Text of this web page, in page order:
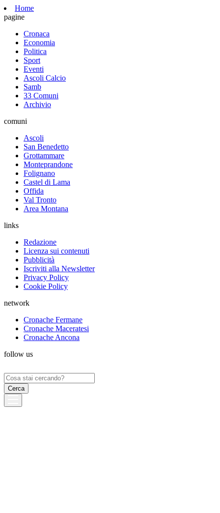
Home
pagine
Cronaca
Economia
Politica
Sport
Eventi
Ascoli Calcio
Samb
33 Comuni
Archivio
comuni
Ascoli
San Benedetto
Grottammare
Monteprandone
Folignano
Castel di Lama
Offida
Val Tronto
Area Montana
links
Redazione
Licenza sui contenuti
Pubblicità
Iscriviti alla Newsletter
Privacy Policy
Cookie Policy
network
Cronache Fermane
Cronache Maceratesi
Cronache Ancona
follow us
Ricerca
per: